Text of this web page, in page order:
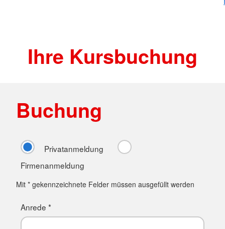
Ihre Kursbuchung
Buchung
Privatanmeldung
Firmenanmeldung
Mit * gekennzeichnete Felder müssen ausgefüllt werden
Anrede *